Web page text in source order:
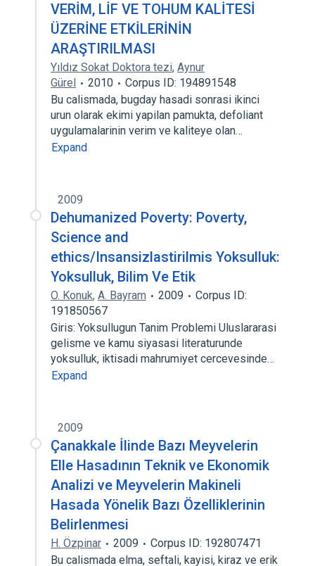
VERİM, LİF VE TOHUM KALİTESİ
ÜZERİNE ETKİLERİNİN
ARAŞTIRILMASI
Yıldız Sokat Doktora tezi, Aynur
Gürel
2010
Corpus ID: 194891548
Bu calismada, bugday hasadi sonrasi ikinci
urun olarak ekimi yapilan pamukta, defoliant
uygulamalarinin verim ve kaliteye olan…
Expand
2009
Dehumanized Poverty: Poverty,
Science and
ethics/Insansizlastirilmis Yoksulluk:
Yoksulluk, Bilim Ve Etik
O. Konuk, A. Bayram 2009
Corpus ID:
191850567
Giris: Yoksullugun Tanim Problemi Uluslararasi
gelisme ve kamu siyasasi literaturunde
yoksulluk, iktisadi mahrumiyet cercevesinde…
Expand
2009
Çanakkale İlinde Bazı Meyvelerin
Elle Hasadının Teknik ve Ekonomik
Analizi ve Meyvelerin Makineli
Hasada Yönelik Bazı Özelliklerinin
Belirlenmesi
H. Özpinar 2009
Corpus ID: 192807471
Bu calismada elma, seftali, kayisi, kiraz ve erik